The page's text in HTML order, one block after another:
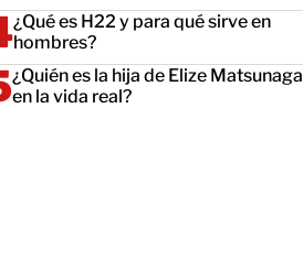
¿Qué es H22 y para qué sirve en
hombres?
¿Quién es la hija de Elize Matsunaga
en la vida real?